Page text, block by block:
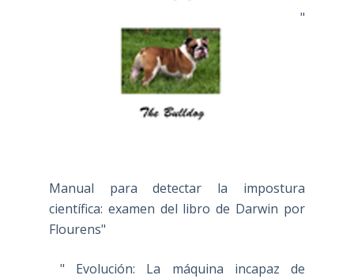
"
Manual para detectar la impostura
científica: examen del libro de Darwin por
Flourens"
" Evolución: La máquina incapaz de